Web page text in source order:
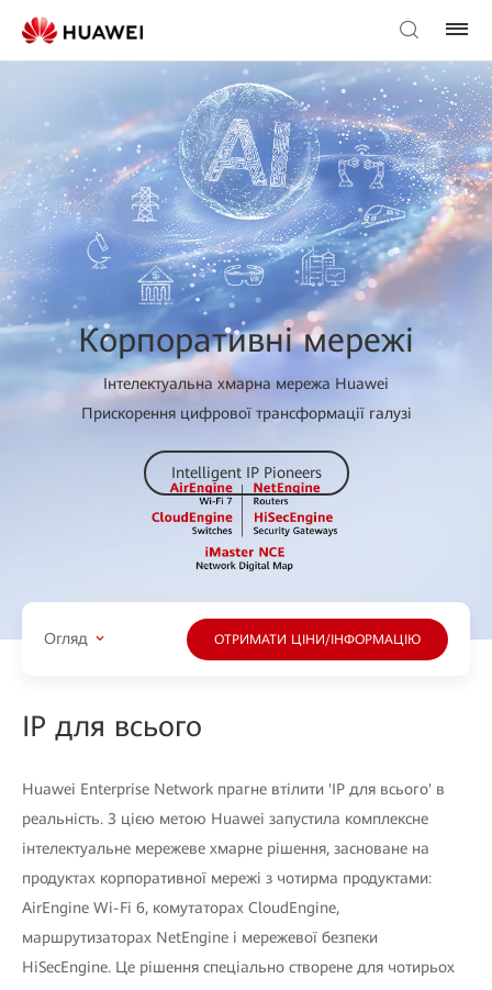
Корпоративні мережі
Інтелектуальна хмарна мережа Huawei
Прискорення цифрової трансформації галузі
Intelligent IP Pioneers
Огляд ОТРИМАТИ ЦІНИ/ІНФОРМАЦІЮ
IP для всього
Huawei Enterprise Network прагне втілити 'IP для всього' в
реальність. З цією метою Huawei запустила комплексне
інтелектуальне мережеве хмарне рішення, засноване на
продуктах корпоративної мережі з чотирма продуктами:
AirEngine Wi-Fi 6, комутаторах CloudEngine,
маршрутизаторах NetEngine і мережевої безпеки
HiSecEngine. Це рішення спеціально створене для чотирьох